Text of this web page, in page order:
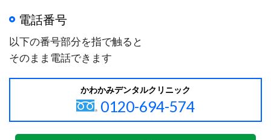
電話番号
以下の番号部分を指で触ると
そのまま電話できます
かわかみデンタルクリニック
0120-694-574